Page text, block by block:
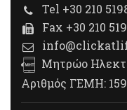
Tel +30 210
Fax +30 210
Μητρώο
Αριθμός ΓΕΜΗ: